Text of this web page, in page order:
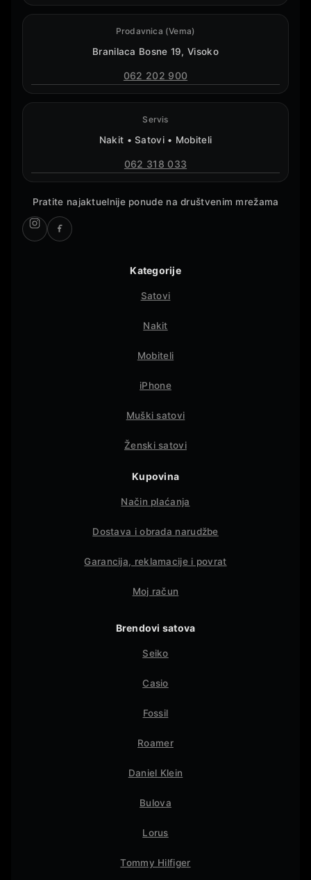
Prodavnica (Vema)
Branilaca Bosne 19, Visoko
062 202 900
Servis
Nakit • Satovi • Mobiteli
062 318 033
Pratite najaktuelnije ponude na društvenim mrežama
Kategorije
Satovi
Nakit
Mobiteli
iPhone
Muški satovi
Ženski satovi
Kupovina
Način plaćanja
Dostava i obrada narudžbe
Garancija, reklamacije i povrat
Moj račun
Brendovi satova
Seiko
Casio
Fossil
Roamer
Daniel Klein
Bulova
Lorus
Tommy Hilfiger